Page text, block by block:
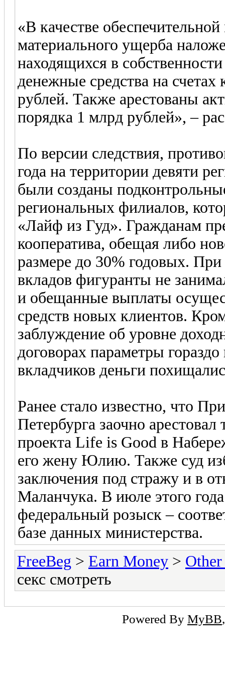
«В качестве
материального ущерба
находящихся в
денежные средства на
рублей. Также арестованы
порядка 1 млрд рублей», –
По версии следствия,
года на территории девяти
были созданы
региональных филиалов,
«Лайф из Гуд». Гражданам
кооператива, обещая либо
размере до 30% годовых.
вкладов фигуранты не
и обещанные выплаты
средств новых клиентов.
заблуждение об уровне
договорах параметры
вкладчиков деньги
Ранее стало известно, что
Петербурга заочно
проекта Life is Good в
его жену Юлию. Также суд
заключения под стражу и в
Маланчука. В июле этого
федеральный розыск –
базе данных министерства.
FreeBeg > Earn Money >
секс смотреть
Powered By MyBB